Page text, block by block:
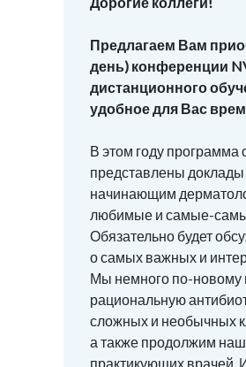
Предлагаем Вам
день) конференции
дистанционного
удобное для Вас
В этом году
представлены доклады
начинающим
любимые и самые-
Обязательно будет
о самых важных и
Мы немного по-новому
рациональную
сложных и необычных
а также продолжим
практикующих врачей.